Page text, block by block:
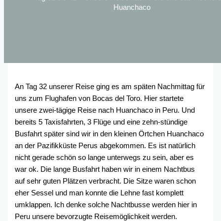
Huanchaco
An Tag 32 unserer Reise ging es am späten Nachmittag für
uns zum Flughafen von Bocas del Toro. Hier startete
unsere zwei-tägige Reise nach Huanchaco in Peru. Und
bereits 5 Taxisfahrten, 3 Flüge und eine zehn-stündige
Busfahrt später sind wir in den kleinen Örtchen Huanchaco
an der Pazifikküste Perus abgekommen. Es ist natürlich
nicht gerade schön so lange unterwegs zu sein, aber es
war ok. Die lange Busfahrt haben wir in einem Nachtbus
auf sehr guten Plätzen verbracht. Die Sitze waren schon
eher Sessel und man konnte die Lehne fast komplett
umklappen. Ich denke solche Nachtbusse werden hier in
Peru unsere bevorzugte Reisemöglichkeit werden.